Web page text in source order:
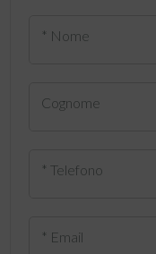
* Nome
Cognome
* Telefono
* Email